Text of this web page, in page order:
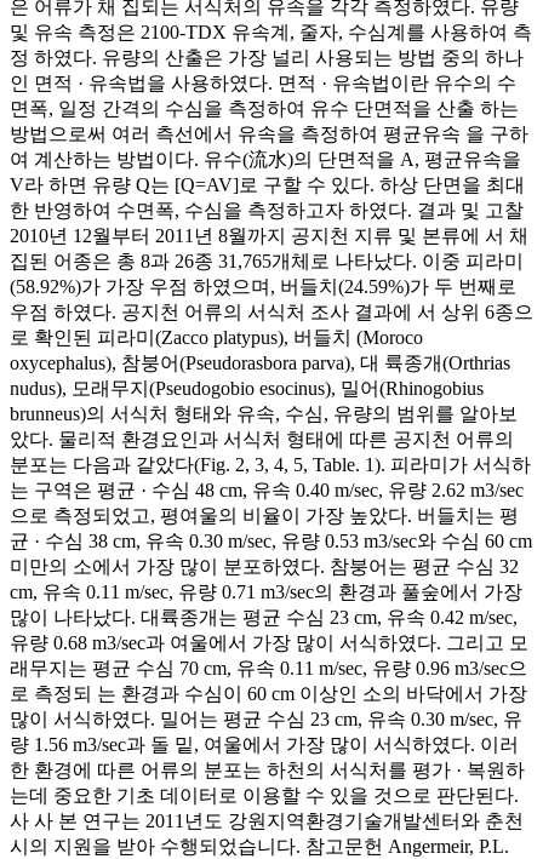
은 어류가 채 집되는 서식처의 유속을 각각 측정하였다. 유량
및 유속 측정은 2100-TDX 유속계, 줄자, 수심계를 사용하여 측
정 하였다. 유량의 산출은 가장 널리 사용되는 방법 중의 하나
인 면적 · 유속법을 사용하였다. 면적 · 유속법이란 유수의 수
면폭, 일정 간격의 수심을 측정하여 유수 단면적을 산출 하는
방법으로써 여러 측선에서 유속을 측정하여 평균유속 을 구하
여 계산하는 방법이다. 유수(流水)의 단면적을 A, 평균유속을
V라 하면 유량 Q는 [Q=AV]로 구할 수 있다. 하상 단면을 최대
한 반영하여 수면폭, 수심을 측정하고자 하였다. 결과 및 고찰
2010년 12월부터 2011년 8월까지 공지천 지류 및 본류에 서 채
집된 어종은 총 8과 26종 31,765개체로 나타났다. 이중 피라미
(58.92%)가 가장 우점 하였으며, 버들치(24.59%)가 두 번째로
우점 하였다. 공지천 어류의 서식처 조사 결과에 서 상위 6종으
로 확인된 피라미(Zacco platypus), 버들치 (Moroco
oxycephalus), 참붕어(Pseudorasbora parva), 대 륙종개(Orthrias
nudus), 모래무지(Pseudogobio esocinus), 밀어(Rhinogobius
brunneus)의 서식처 형태와 유속, 수심, 유량의 범위를 알아보
았다. 물리적 환경요인과 서식처 형태에 따른 공지천 어류의
분포는 다음과 같았다(Fig. 2, 3, 4, 5, Table. 1). 피라미가 서식하
는 구역은 평균 · 수심 48 cm, 유속 0.40 m/sec, 유량 2.62 m3/sec
으로 측정되었고, 평여울의 비율이 가장 높았다. 버들치는 평
균 · 수심 38 cm, 유속 0.30 m/sec, 유량 0.53 m3/sec와 수심 60 cm
미만의 소에서 가장 많이 분포하였다. 참붕어는 평균 수심 32
cm, 유속 0.11 m/sec, 유량 0.71 m3/sec의 환경과 풀숲에서 가장
많이 나타났다. 대륙종개는 평균 수심 23 cm, 유속 0.42 m/sec,
유량 0.68 m3/sec과 여울에서 가장 많이 서식하였다. 그리고 모
래무지는 평균 수심 70 cm, 유속 0.11 m/sec, 유량 0.96 m3/sec으
로 측정되 는 환경과 수심이 60 cm 이상인 소의 바닥에서 가장
많이 서식하였다. 밀어는 평균 수심 23 cm, 유속 0.30 m/sec, 유
량 1.56 m3/sec과 돌 밑, 여울에서 가장 많이 서식하였다. 이러
한 환경에 따른 어류의 분포는 하천의 서식처를 평가 · 복원하
는데 중요한 기초 데이터로 이용할 수 있을 것으로 판단된다.
사 사 본 연구는 2011년도 강원지역환경기술개발센터와 춘천
시의 지원을 받아 수행되었습니다. 참고문헌 Angermeir, P.L.